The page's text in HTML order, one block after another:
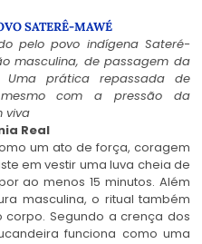
SATERÊ-MAWÉ
pelo povo indígena Sateré-
masculina, de passagem da
prática repassada de
com a pressão da
viva
Real
um ato de força, coragem
em vestir uma luva cheia de
ao menos 15 minutos. Além
masculina, o ritual também
Segundo a crença dos
funciona como uma